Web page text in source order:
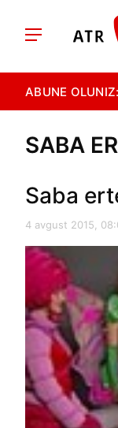
ABUNE OLUNIZ:
SABA
Saba
4 avgust 2015,